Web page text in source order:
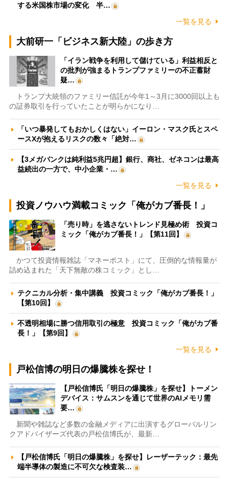
する米国株市場の変化 半…
一覧を見る
大前研一「ビジネス新大陸」の歩き方
「イラン戦争を利用して儲けている」利益相反と
の批判が強まるトランプファミリーの不正蓄財
疑…
トランプ大統領のファミリー信託が今年1～3月に3000回以上も
の証券取引を行っていたことが明らかになり…
「いつ暴発してもおかしくはない」イーロン・マスク氏とスペ
ースXが抱えるリスクの数々「絶対…
【3メガバンクは純利益5兆円超】銀行、商社、ゼネコンは最高
益続出の一方で、中小企業・…
一覧を見る
投資ノウハウ満載コミック「俺がカブ番長！」
「売り時」を逃さないトレンド見極め術 投資コ
ミック「俺がカブ番長！」【第11回】
かつて投資情報雑誌「マネーポスト」にて、圧倒的な情報量が
詰め込まれた「天下無敵の株コミック」とし…
テクニカル分析・集中講義 投資コミック「俺がカブ番長！」
【第10回】
不透明相場に勝つ信用取引の極意 投資コミック「俺がカブ番
長！」【第9回】
一覧を見る
戸松信博の明日の爆騰株を探せ！
【戸松信博氏「明日の爆騰株」を探せ】トーメン
デバイス：サムスンを通じて世界のAIメモリ需
要…
新聞や雑誌など多数の金融メディアに出演するグローバルリン
クアドバイザーズ代表の戸松信博氏が、最新…
【戸松信博氏「明日の爆騰株」を探せ】レーザーテック：最先
端半導体の製造に不可欠な検査装…